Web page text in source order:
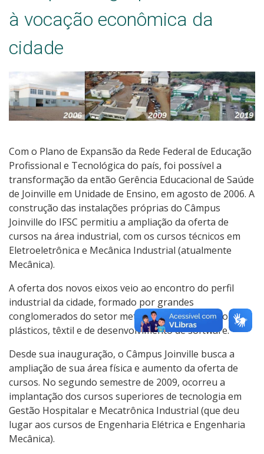
à vocação econômica da
cidade
Com o Plano de Expansão da Rede Federal de Educação
Profissional e Tecnológica do país, foi possível a
transformação da então Gerência Educacional de Saúde
de Joinville em Unidade de Ensino, em agosto de 2006. A
construção das instalações próprias do Câmpus
Joinville do IFSC permitiu a ampliação da oferta de
cursos na área industrial, com os cursos técnicos em
Eletroeletrônica e Mecânica Industrial (atualmente
Mecânica).
A oferta dos novos eixos veio ao encontro do perfil
industrial da cidade, formado por grandes
conglomerados do setor metal-mecânico, químico,
plásticos, têxtil e de desenvolvimento de software.
Desde sua inauguração, o Câmpus Joinville busca a
ampliação de sua área física e aumento da oferta de
cursos. No segundo semestre de 2009, ocorreu a
implantação dos cursos superiores de tecnologia em
Gestão Hospitalar e Mecatrônica Industrial (que deu
lugar aos cursos de Engenharia Elétrica e Engenharia
Mecânica).